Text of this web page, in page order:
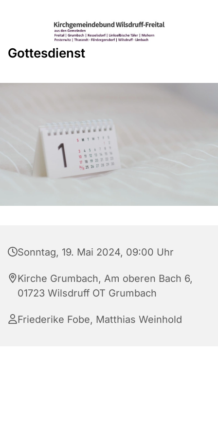
Gottesdienst
Sonntag, 19. Mai 2024, 09:00 Uhr
Kirche Grumbach, Am oberen Bach 6,
01723 Wilsdruff OT Grumbach
Friederike Fobe, Matthias Weinhold